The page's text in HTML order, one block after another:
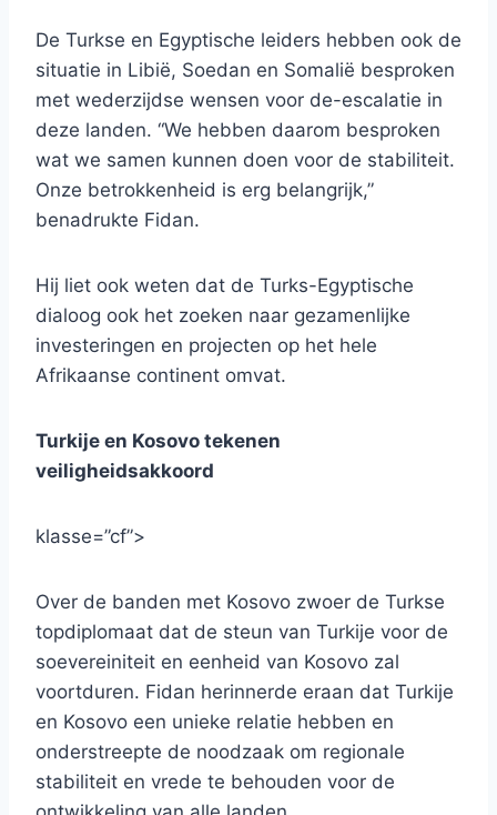
De Turkse en Egyptische leiders hebben ook de
situatie in Libië, Soedan en Somalië besproken
met wederzijdse wensen voor de-escalatie in
deze landen. “We hebben daarom besproken
wat we samen kunnen doen voor de stabiliteit.
Onze betrokkenheid is erg belangrijk,”
benadrukte Fidan.
Hij liet ook weten dat de Turks-Egyptische
dialoog ook het zoeken naar gezamenlijke
investeringen en projecten op het hele
Afrikaanse continent omvat.
Turkije en Kosovo tekenen
veiligheidsakkoord
klasse=”cf”>
Over de banden met Kosovo zwoer de Turkse
topdiplomaat dat de steun van Turkije voor de
soevereiniteit en eenheid van Kosovo zal
voortduren. Fidan herinnerde eraan dat Turkije
en Kosovo een unieke relatie hebben en
onderstreepte de noodzaak om regionale
stabiliteit en vrede te behouden voor de